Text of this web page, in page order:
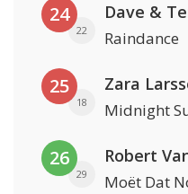
24
22
Dave &
Raindance
25
18
Zara
Midnight
26
29
Robert
Moët Dat